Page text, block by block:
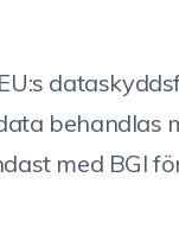
behandlas
med BGI